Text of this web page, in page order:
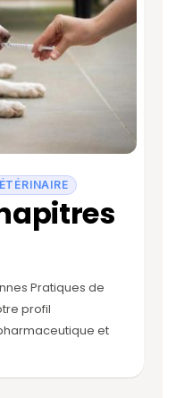
Pratiques de
profil
et